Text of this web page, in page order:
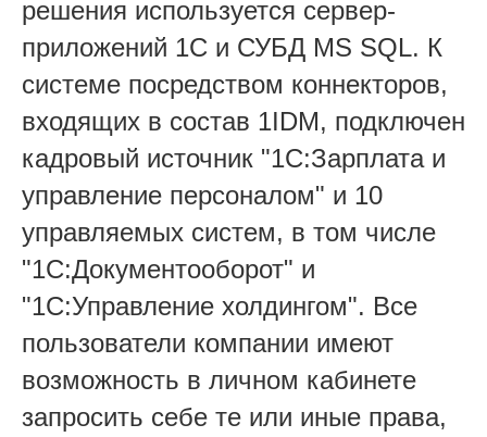
решения используется сервер-
приложений 1С и СУБД MS SQL. К
системе посредством коннекторов,
входящих в состав 1IDM, подключен
кадровый источник "1С:Зарплата и
управление персоналом" и 10
управляемых систем, в том числе
"1С:Документооборот" и
"1С:Управление холдингом". Все
пользователи компании имеют
возможность в личном кабинете
запросить себе те или иные права,